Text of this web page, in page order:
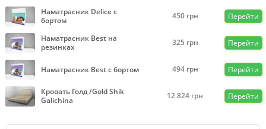
Наматрасник Delice с
бортом
450 грн Перейти
Наматрасник Best на
резинках
325 грн Перейти
Наматрасник Best с бортом 494 грн Перейти
Кровать Голд /Gold Shik
Galichina
12 824 грн Перейти